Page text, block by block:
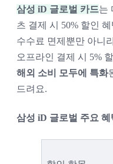
삼성 iD 글로벌 카드는
츠 결제 시 50% 할인
수수료 면제뿐만 아니
오프라인 결제 시 5%
해외 소비 모두에 특화
드려요.
삼성 iD 글로벌 주요 혜